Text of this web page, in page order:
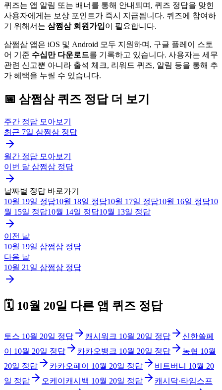
퀴즈는 앱 알림 또는 배너를 통해 안내되며, 퀴즈 정답을 맞힌
사용자에게는 보상 포인트가 즉시 지급됩니다. 퀴즈에 참여하
기 위해서는 삼쩜삼 회원가입이 필요합니다.
삼쩜삼 앱은 iOS 및 Android 모두 지원하며, 구글 플레이 스토
어 기준 수십만 다운로드를 기록하고 있습니다. 사용자는 세무
관련 신고뿐 아니라 출석 체크, 리워드 퀴즈, 알림 등을 통해 추
가 혜택을 누릴 수 있습니다.
📅 삼쩜삼 퀴즈 정답 더 보기
주간 정답 모아보기
최근 7일 삼쩜삼 정답
월간 정답 모아보기
이번 달 삼쩜삼 정답
날짜별 정답 바로가기
10월 19일 정답10월 18일 정답10월 17일 정답10월 16일 정답10
월 15일 정답10월 14일 정답10월 13일 정답
이전 날
10월 19일 삼쩜삼 정답
다음 날
10월 21일 삼쩜삼 정답
🗓️ 10월 20일 다른 앱 퀴즈 정답
토스 10월 20일 정답 캐시워크 10월 20일 정답
신한쏠페
이
10월 20일 정답 카카오뱅크 10월 20일 정답 농협 10월
20일 정답 카카오페이 10월 20일 정답 비트버니 10월 20
일 정답 오케이캐시백 10월 20일 정답
캐시닥·타임스프